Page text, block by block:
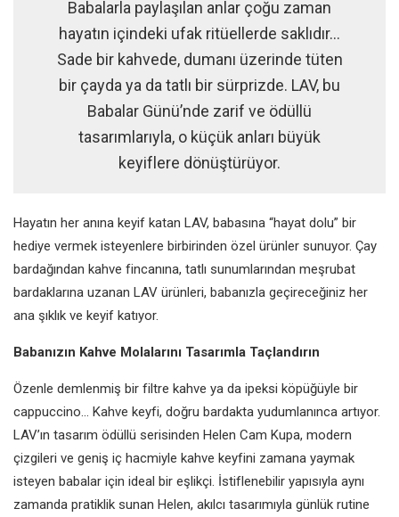
Babalarla paylaşılan anlar çoğu zaman
hayatın içindeki ufak ritüellerde saklıdır…
Sade bir kahvede, dumanı üzerinde tüten
bir çayda ya da tatlı bir sürprizde. LAV, bu
Babalar Günü’nde zarif ve ödüllü
tasarımlarıyla, o küçük anları büyük
keyiflere dönüştürüyor.
Hayatın her anına keyif katan LAV, babasına “hayat dolu” bir
hediye vermek isteyenlere birbirinden özel ürünler sunuyor. Çay
bardağından kahve fincanına, tatlı sunumlarından meşrubat
bardaklarına uzanan LAV ürünleri, babanızla geçireceğiniz her
ana şıklık ve keyif katıyor.
Babanızın Kahve Molalarını Tasarımla Taçlandırın
Özenle demlenmiş bir filtre kahve ya da ipeksi köpüğüyle bir
cappuccino... Kahve keyfi, doğru bardakta yudumlanınca artıyor.
LAV’ın tasarım ödüllü serisinden Helen Cam Kupa, modern
çizgileri ve geniş iç hacmiyle kahve keyfini zamana yaymak
isteyen babalar için ideal bir eşlikçi. İstiflenebilir yapısıyla aynı
zamanda pratiklik sunan Helen, akılcı tasarımıyla günlük rutine